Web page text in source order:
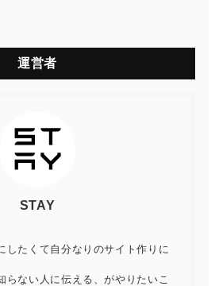
運営者
STAY
したくて自分なりのサイト作りに
らない人に伝える、がやりたいこ